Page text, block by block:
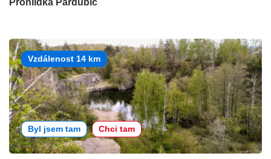
Prohlídka Pardubic
Vzdálenost 14 km
Byl jsem tam Chci tam